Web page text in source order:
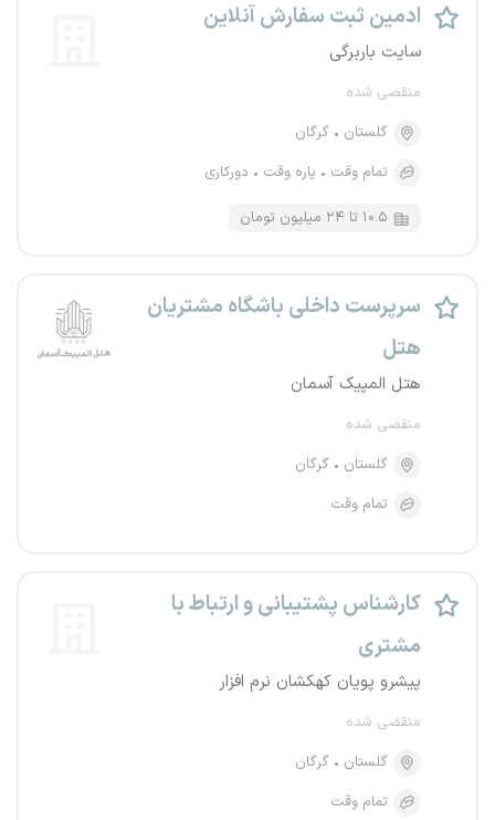
ادمین ثبت سفارش آنلاین
سایت باربرگی
منقضی شده
گلستان
گرگان
تمام وقت
پاره وقت دورکاری
۱۰.۵ تا ۲۴ میلیون تومان
سرپرست داخلی باشگاه مشتریان
هتل
هتل المپیک آسمان
منقضی شده
گلستان
گرگان
تمام وقت
کارشناس پشتیبانی و ارتباط با
مشتری
پیشرو پویان کهکشان نرم افزار
منقضی شده
گلستان
گرگان
تمام وقت